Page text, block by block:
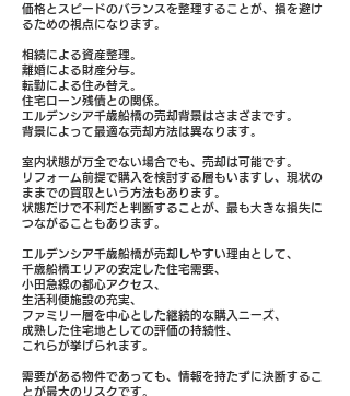
価格とスピードのバランスを整理することが、損を避け
るための視点になります。
相続による資産整理。
離婚による財産分与。
転勤による住み替え。
住宅ローン残債との関係。
エルデンシア千歳船橋の売却背景はさまざまです。
背景によって最適な売却方法は異なります。
室内状態が万全でない場合でも、売却は可能です。
リフォーム前提で購入を検討する層もいますし、現状の
ままでの買取という方法もあります。
状態だけで不利だと判断することが、最も大きな損失に
つながることもあります。
エルデンシア千歳船橋が売却しやすい理由として、
千歳船橋エリアの安定した住宅需要、
小田急線の都心アクセス、
生活利便施設の充実、
ファミリー層を中心とした継続的な購入ニーズ、
成熟した住宅地としての評価の持続性、
これらが挙げられます。
需要がある物件であっても、情報を持たずに決断するこ
とが最大のリスクです。